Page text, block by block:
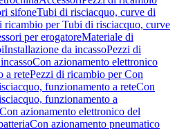
sifoneTubi di risciacquo, curve di
ricambio per Tubi di risciacquo, curve
per erogatoreMateriale di
Installazione da incassoPezzi di
Con azionamento elettronico
a retePezzi di ricambio per Con
funzionamento a reteCon
funzionamento a
azionamento elettronico del
Con azionamento pneumatico